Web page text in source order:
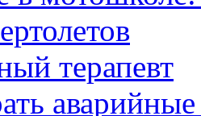
терапевт